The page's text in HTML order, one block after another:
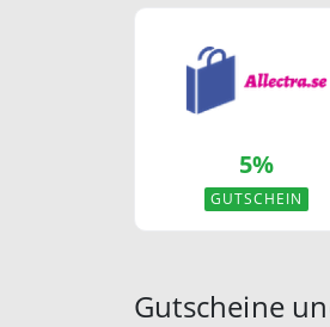
5%
GUTSCHEIN
Gutscheine